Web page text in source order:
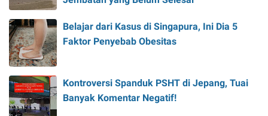
Belajar dari Kasus di Singapura, Ini Dia 5
Faktor Penyebab Obesitas
Kontroversi Spanduk PSHT di Jepang, Tuai
Banyak Komentar Negatif!